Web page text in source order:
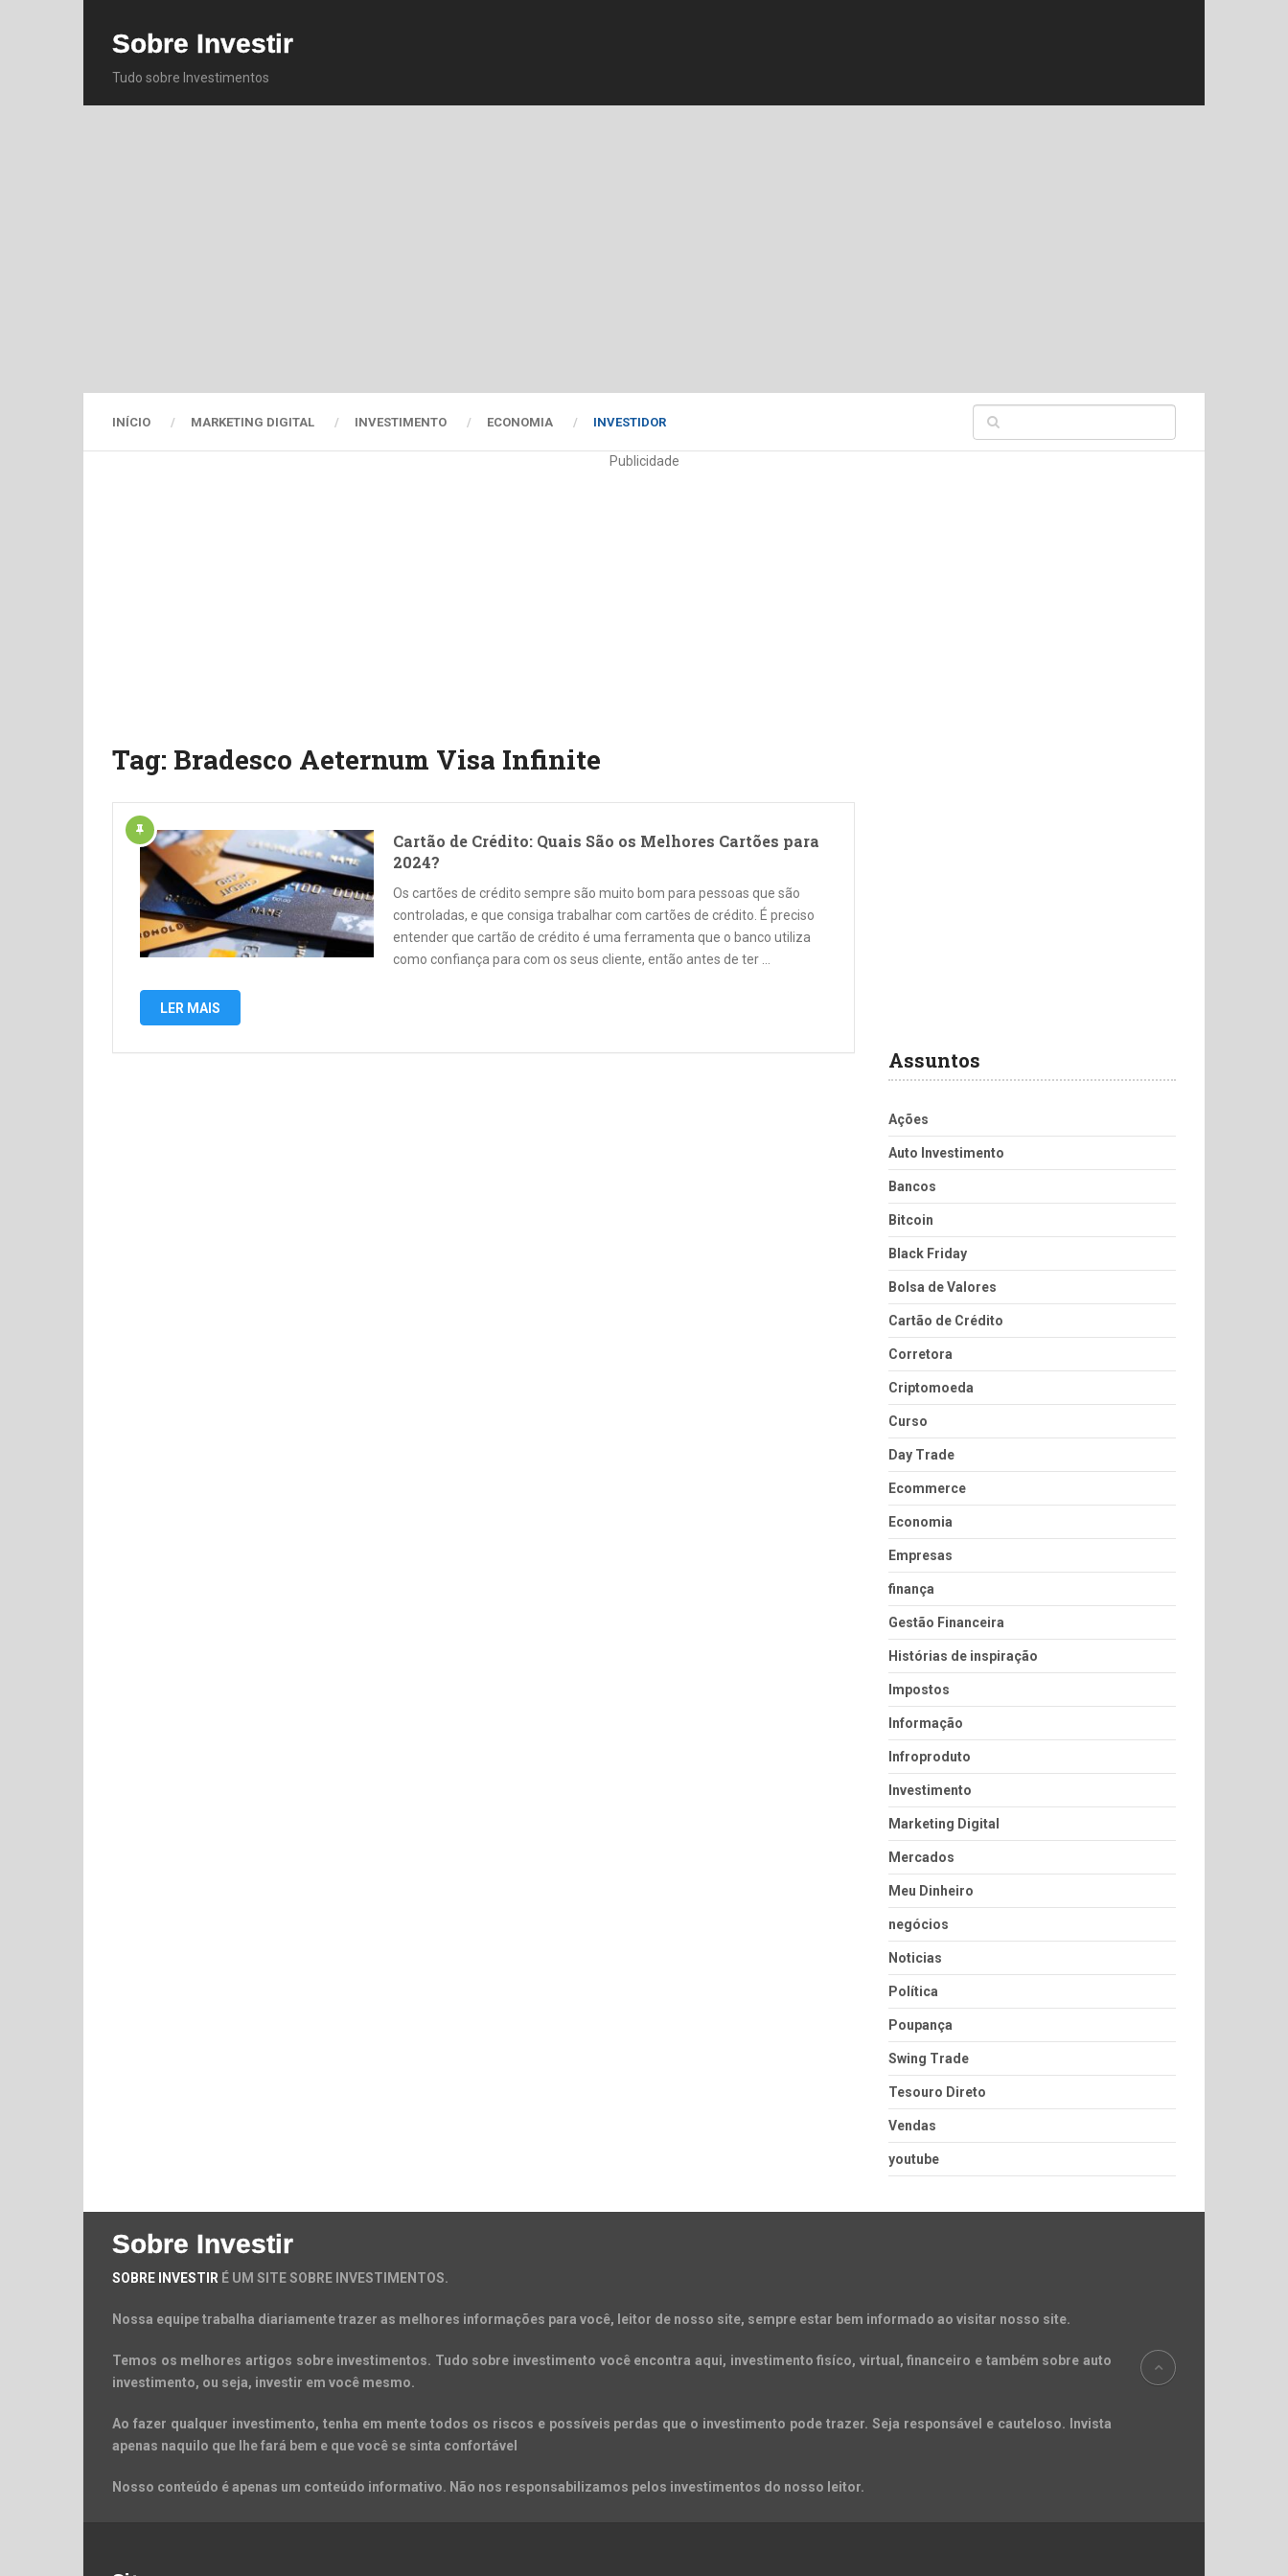
Sobre Investir
Tudo sobre Investimentos
INÍCIO MARKETING DIGITAL INVESTIMENTO ECONOMIA INVESTIDOR
Publicidade
Tag: Bradesco Aeternum Visa Infinite
Cartão de Crédito: Quais São os Melhores Cartões para
2024?
Os cartões de crédito sempre são muito bom para pessoas que são
controladas, e que consiga trabalhar com cartões de crédito. É preciso
entender que cartão de crédito é uma ferramenta que o banco utiliza
como confiança para com os seus cliente, então antes de ter …
LER MAIS
Assuntos
Ações
Auto Investimento
Bancos
Bitcoin
Black Friday
Bolsa de Valores
Cartão de Crédito
Corretora
Criptomoeda
Curso
Day Trade
Ecommerce
Economia
Empresas
finança
Gestão Financeira
Histórias de inspiração
Impostos
Informação
Infroproduto
Investimento
Marketing Digital
Mercados
Meu Dinheiro
negócios
Noticias
Política
Poupança
Swing Trade
Tesouro Direto
Vendas
youtube
Sobre Investir
SOBRE INVESTIR É UM SITE SOBRE INVESTIMENTOS.
Nossa equipe trabalha diariamente trazer as melhores informações para você, leitor de nosso site, sempre estar bem informado ao visitar nosso site.
Temos os melhores artigos sobre investimentos. Tudo sobre investimento você encontra aqui, investimento fisíco, virtual, financeiro e também sobre auto
investimento, ou seja, investir em você mesmo.
Ao fazer qualquer investimento, tenha em mente todos os riscos e possíveis perdas que o investimento pode trazer. Seja responsável e cauteloso. Invista
apenas naquilo que lhe fará bem e que você se sinta confortável
Nosso conteúdo é apenas um conteúdo informativo. Não nos responsabilizamos pelos investimentos do nosso leitor.